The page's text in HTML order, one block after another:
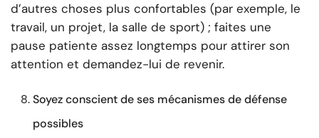
d’autres choses plus confortables (par exemple, le
travail, un projet, la salle de sport) ; faites une
pause patiente assez longtemps pour attirer son
attention et demandez-lui de revenir.
Soyez conscient de ses mécanismes de défense
possibles